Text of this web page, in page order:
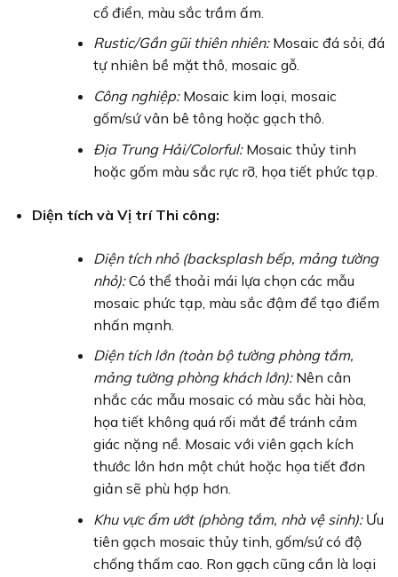
cổ điển, màu sắc trầm ấm.
Rustic/Gần gũi thiên nhiên:Mosaic đá sỏi, đá
tự nhiên bề mặt thô, mosaic gỗ.
Công nghiệp:Mosaic kim loại, mosaic
gốm/sứ vân bê tông hoặc gạch thô.
Địa Trung Hải/Colorful:Mosaic thủy tinh
hoặc gốm màu sắc rực rỡ, họa tiết phức tạp.
Diện tích và Vị trí Thi công:
Diện tích nhỏ (backsplash bếp, mảng tường
nhỏ):Có thể thoải mái lựa chọn các mẫu
mosaic phức tạp, màu sắc đậm để tạo điểm
nhấn mạnh.
Diện tích lớn (toàn bộ tường phòng tắm,
mảng tường phòng khách lớn):Nên cân
nhắc các mẫu mosaic có màu sắc hài hòa,
họa tiết không quá rối mắt để tránh cảm
giác nặng nề. Mosaic với viên gạch kích
thước lớn hơn một chút hoặc họa tiết đơn
giản sẽ phù hợp hơn.
Khu vực ẩm ướt (phòng tắm, nhà vệ sinh):Ưu
tiên gạch mosaic thủy tinh, gốm/sứ có độ
chống thấm cao. Ron gạch cũng cần là loại